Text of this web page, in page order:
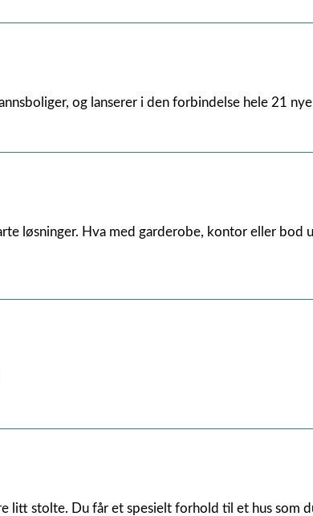
og lanserer i den forbindelse hele 21
løsninger. Hva med garderobe, kontor eller bod
stolte. Du får et spesielt forhold til et hus som